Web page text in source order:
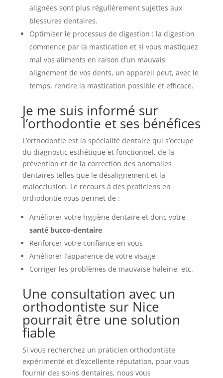
alignées sont plus régulièrement sujettes aux
blessures dentaires.
Optimiser le processus de digestion : la digestion
commence par la mastication et si vous mastiquez
mal vos aliments en raison d’un mauvais
alignement de vos dents, un appareil peut, avec le
temps, rendre la mastication possible et efficace.
Je me suis informé sur
l’orthodontie et ses bénéfices
L’orthodontie est la spécialité dentaire qui s’occupe
du diagnostic esthétique et fonctionnel, de la
prévention et de la correction des anomalies
dentaires telles que le désalignement et la
malocclusion. Le recours à des praticiens en
orthodontie vous permet de :
Améliorer votre hygiène dentaire et donc votre
santé bucco-dentaire
Renforcer votre confiance en vous
Améliorer l’apparence de votre visage
Corriger les problèmes de mauvaise haleine, etc.
Une consultation avec un
orthodontiste sur Nice
pourrait être une solution
fiable
Si vous recherchez un praticien orthodontiste
expérimenté et d’excellente réputation, pour vous
fournir des soins dentaires, nous vous